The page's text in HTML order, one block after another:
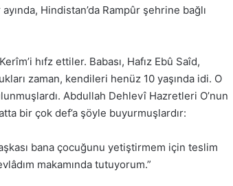
Hindistan’da Rampûr şehrine bağlı
hıfz ettiler. Babası, Hafız Ebû Saîd,
zaman, kendileri henüz 10 yaşında idi. O
Abdullah Dehlevî Hazretleri O’nun
bir çok def’a şöyle buyurmuşlardır:
bana çocuğunu yetiştirmem için teslim
makamında tutuyorum.”